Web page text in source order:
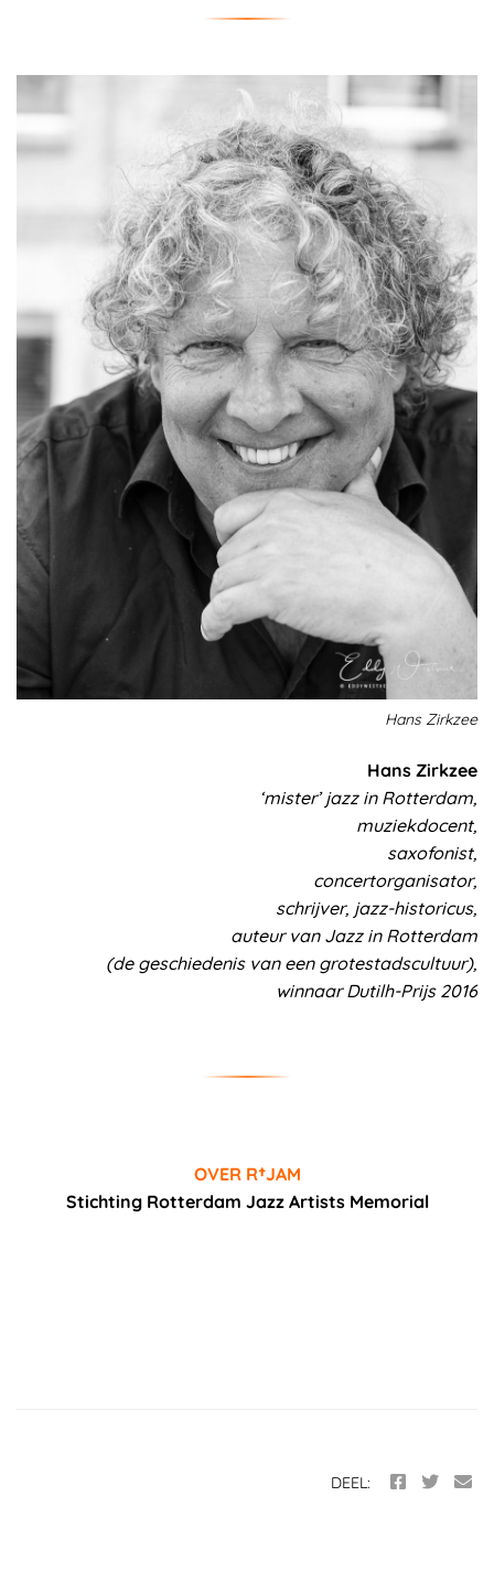
Hans Zirkzee
Hans Zirkzee
‘mister’ jazz in Rotterdam,
muziekdocent,
saxofonist,
concertorganisator,
schrijver, jazz-historicus,
auteur van Jazz in Rotterdam
(de geschiedenis van een grotestadscultuur),
winnaar Dutilh-Prijs 2016
OVER R†JAM
Stichting Rotterdam Jazz Artists Memorial
DEEL: